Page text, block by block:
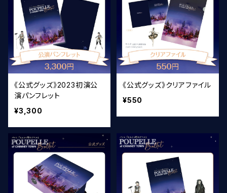
《公式グッズ》2023初演公
演パンフレット
¥3,300
《公式グッズ》クリアファイル
¥550